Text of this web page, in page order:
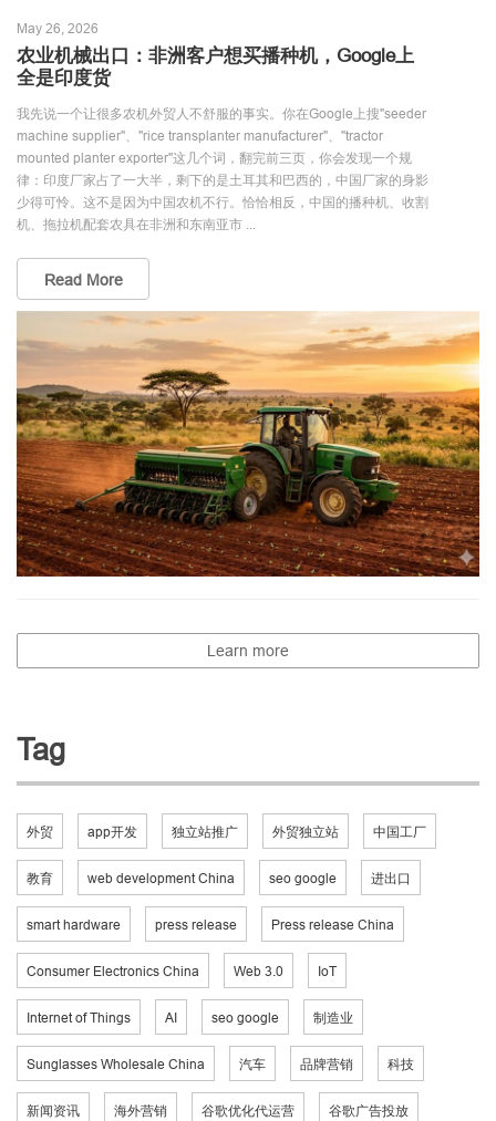
May 26, 2026
农业机械出口：非洲客户想买播种机，Google上
全是印度货
我先说一个让很多农机外贸人不舒服的事实。你在Google上搜"seeder
machine supplier"、"rice transplanter manufacturer"、"tractor
mounted planter exporter"这几个词，翻完前三页，你会发现一个规
律：印度厂家占了一大半，剩下的是土耳其和巴西的，中国厂家的身影
少得可怜。这不是因为中国农机不行。恰恰相反，中国的播种机、收割
机、拖拉机配套农具在非洲和东南亚市 ...
Read More
Learn more
Tag
外贸 app开发 独立站推广 外贸独立站 中国工厂
教育 web development China seo google 进出口
smart hardware press release Press release China
Consumer Electronics China Web 3.0 IoT
Internet of Things AI seo google 制造业
Sunglasses Wholesale China 汽车 品牌营销 科技
新闻资讯 海外营销 谷歌优化代运营 谷歌广告投放